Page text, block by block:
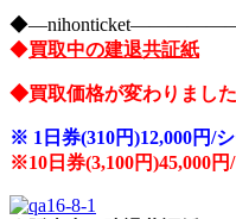
◆買取中の建退共証紙
◆買取価格が変わりまし
※ 1日券(310円)12,000円/
※10 日券(3,100円)45,000円